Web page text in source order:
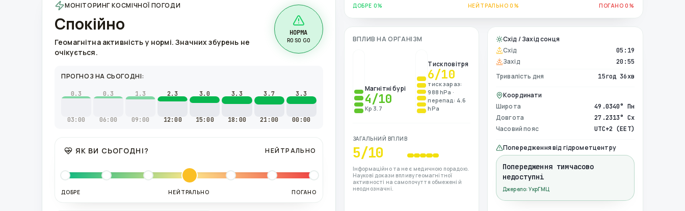
МОНІТОРИНГ КОСМІЧНОЇ ПОГОДИ
Спокійно
Геомагнітна активність у нормі. Значних збурень не
очікується.
НОРМА
R0 S0 G0
ПРОГНОЗ НА СЬОГОДНІ:
0.3
03:00
0.3
06:00
1.3
09:00
2.3
12:00
3.0
15:00
3.3
18:00
3.7
21:00
3.3
00:00
ЯК ВИ СЬОГОДНІ? НЕЙТРАЛЬНО
ДОБРЕ НЕЙТРАЛЬНО ПОГАНО
ДОБРЕ 0% НЕЙТРАЛЬНО 0% ПОГАНО 0%
ВПЛИВ НА ОРГАНІЗМ
Магнітні бурі
4/10
Kp 3.7
Тиск повітря
6/10
тиск зараз:
988 hPa ·
перепад: 4.6
hPa
ЗАГАЛЬНИЙ ВПЛИВ
5/10
Інформаційно та не є медичною порадою.
Наукові докази впливу геомагнітної
активності на самопочуття обмежені й
неоднозначні.
Схід / Захід сонця
Схід
05:19
Захід 20:55
Тривалість дня 15год 36хв
Координати
Широта
49.0340° Пн
Довгота 27.2313° Сх
Часовий пояс UTC+2 (EET)
Попередження від гідрометцентру
Попередження тимчасово
недоступні
Джерело: УкрГМЦ